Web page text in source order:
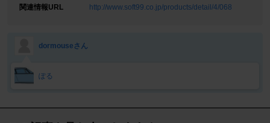
関連情報URL
http://www.soft99.co.jp/products/detail/4/068
dormouseさん
ぽる